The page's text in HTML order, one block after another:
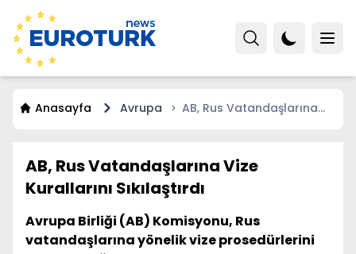
Anasayfa Avrupa
AB, Rus Vatandaşlarına
AB, Rus Vatandaşlarına Vize
Kurallarını Sıkılaştırdı
Avrupa Birliği (AB) Komisyonu, Rus
vatandaşlarına yönelik vize prosedürlerini